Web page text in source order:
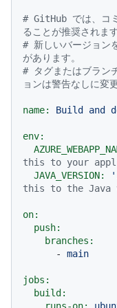
# GitHub では、コ
ることが推奨されます
# 新しいバージョン
があります。
# タグまたはブラン
ョンは警告なしに変
name: Build and
env:
this to your
JAVA_VERSION:
this to the Java
on:
push:
branches:
-
main
jobs:
build: